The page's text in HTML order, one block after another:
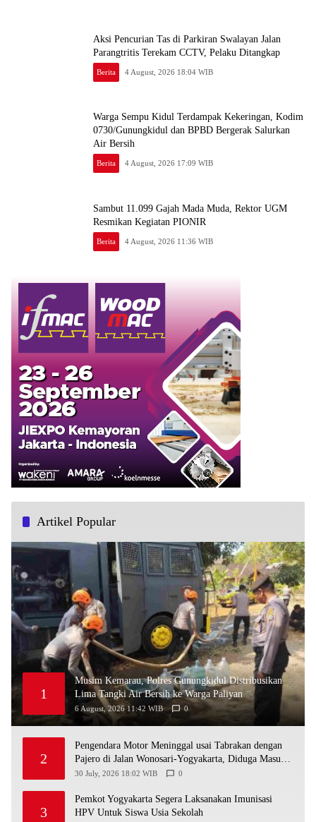
Aksi Pencurian Tas di Parkiran Swalayan Jalan
Parangtritis Terekam CCTV, Pelaku Ditangkap
Berita 4 August, 2026 18:04 WIB
Warga Sempu Kidul Terdampak Kekeringan, Kodim
0730/Gunungkidul dan BPBD Bergerak Salurkan
Air Bersih
Berita 4 August, 2026 17:09 WIB
Sambut 11.099 Gajah Mada Muda, Rektor UGM
Resmikan Kegiatan PIONIR
Berita 4 August, 2026 11:36 WIB
Artikel Popular
1
Musim Kemarau, Polres Gunungkidul Distribusikan
Lima Tangki Air Bersih ke Warga Paliyan
6 August, 2026 11:42 WIB 0
2
Pengendara Motor Meninggal usai Tabrakan dengan
Pajero di Jalan Wonosari-Yogyakarta, Diduga Masuk
Jalur Lawan
30 July, 2026 18:02 WIB 0
3
Pemkot Yogyakarta Segera Laksanakan Imunisasi
HPV Untuk Siswa Usia Sekolah